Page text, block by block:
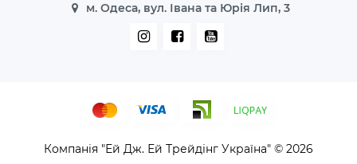
м. Одеса, вул. Івана та Юрія Лип, 3
Компанія "Ей Дж. Ей Трейдінг Україна" © 2026